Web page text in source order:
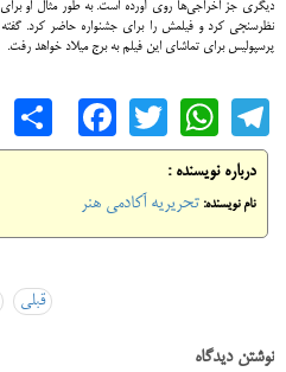
دیگری جز اخراجی‌ها روی آورده است. به طور مثال او
نظرسنجی کرد و فیلمش را برای جشنواره حاضر کرد.
پرسپولیس برای تماشای این فیلم به برج میلاد خواهد رفت.
Telegram
WhatsApp
Twitter
درباره نویسنده :
نام نویسنده: تحریریه آکادمی هنر
قبلی
نوشتن دیدگاه